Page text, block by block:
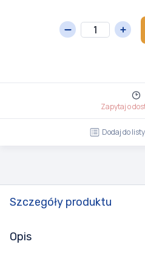
Zapytaj o
Dodaj do
Szczegóły produktu
Opis